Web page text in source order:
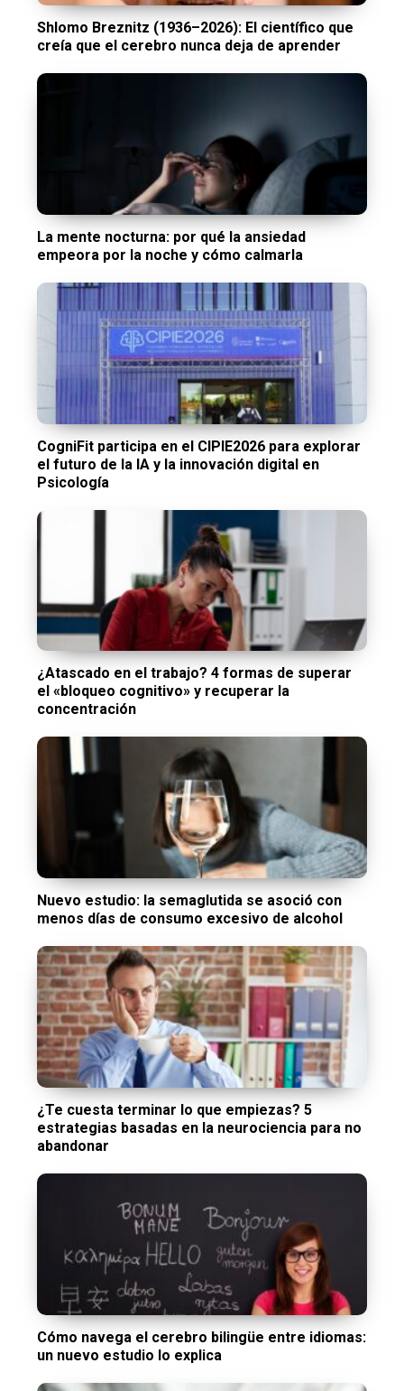
Shlomo Breznitz (1936–2026): El científico que
creía que el cerebro nunca deja de aprender
La mente nocturna: por qué la ansiedad
empeora por la noche y cómo calmarla
CogniFit participa en el CIPIE2026 para explorar
el futuro de la IA y la innovación digital en
Psicología
¿Atascado en el trabajo? 4 formas de superar
el «bloqueo cognitivo» y recuperar la
concentración
Nuevo estudio: la semaglutida se asoció con
menos días de consumo excesivo de alcohol
¿Te cuesta terminar lo que empiezas? 5
estrategias basadas en la neurociencia para no
abandonar
Cómo navega el cerebro bilingüe entre idiomas:
un nuevo estudio lo explica